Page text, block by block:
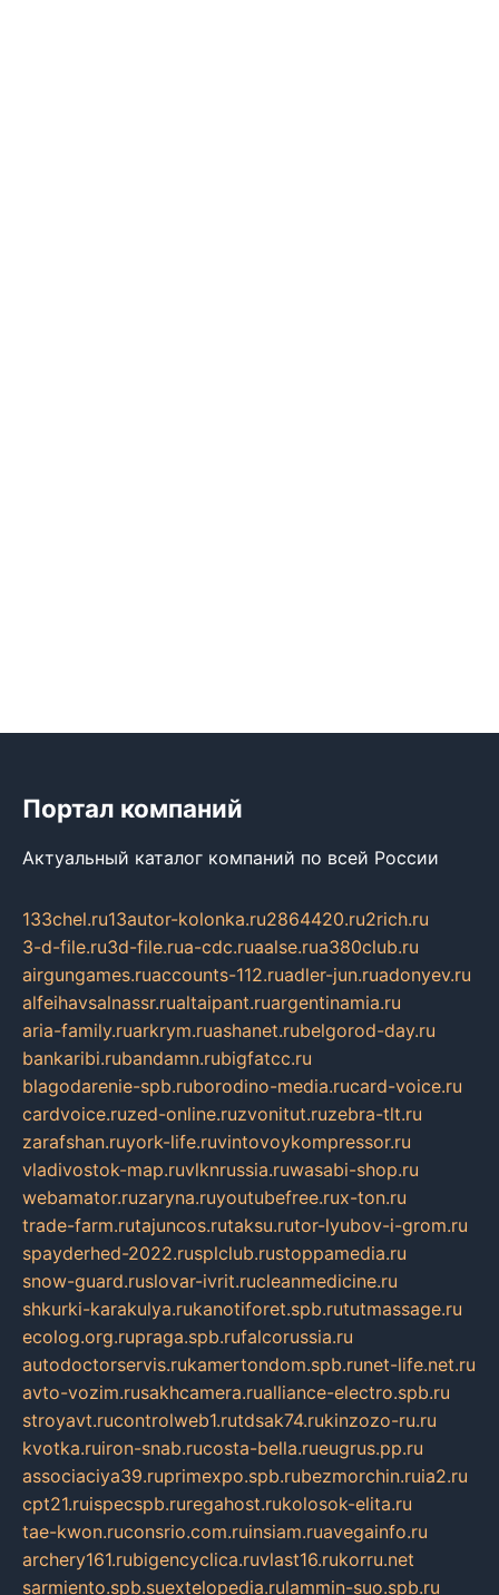
Портал компаний
Актуальный каталог компаний по всей России
133chel.ru13autor-kolonka.ru2864420.ru2rich.ru
3-d-file.ru3d-file.rua-cdc.ruaalse.rua380club.ru
airgungames.ruaccounts-112.ruadler-jun.ruadonyev.ru
alfeihavsalnassr.rualtaipant.ruargentinamia.ru
aria-family.ruarkrym.ruashanet.rubelgorod-day.ru
bankaribi.rubandamn.rubigfatcc.ru
blagodarenie-spb.ruborodino-media.rucard-voice.ru
cardvoice.ruzed-online.ruzvonitut.ruzebra-tlt.ru
zarafshan.ruyork-life.ruvintovoykompressor.ru
vladivostok-map.ruvlknrussia.ruwasabi-shop.ru
webamator.ruzaryna.ruyoutubefree.rux-ton.ru
trade-farm.rutajuncos.rutaksu.rutor-lyubov-i-grom.ru
spayderhed-2022.rusplclub.rustoppamedia.ru
snow-guard.ruslovar-ivrit.rucleanmedicine.ru
shkurki-karakulya.rukanotiforet.spb.rututmassage.ru
ecolog.org.rupraga.spb.rufalcorussia.ru
autodoctorservis.rukamertondom.spb.runet-life.net.ru
avto-vozim.rusakhcamera.rualliance-electro.spb.ru
stroyavt.rucontrolweb1.rutdsak74.rukinzozo-ru.ru
kvotka.ruiron-snab.rucosta-bella.rueugrus.pp.ru
associaciya39.ruprimexpo.spb.rubezmorchin.ruia2.ru
cpt21.ruispecspb.ruregahost.rukolosok-elita.ru
tae-kwon.ruconsrio.com.ruinsiam.ruavegainfo.ru
archery161.rubigencyclica.ruvlast16.rukorru.net
sarmiento.spb.suextelopedia.rulammin-suo.spb.ru